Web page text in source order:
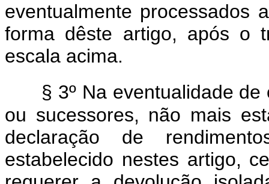
eventualmente processados
forma dêste artigo, após o
escala acima.
§ 3º Na eventualidade
ou sucessores, não mais
declaração de
estabelecido nestes artigo,